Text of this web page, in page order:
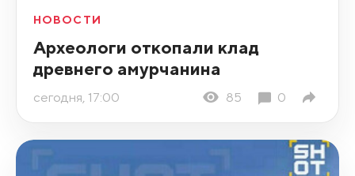
НОВОСТИ
Археологи откопали клад
древнего амурчанина
сегодня, 17:00 85 0